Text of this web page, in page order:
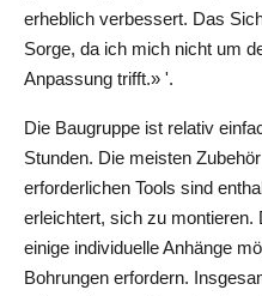
erheblich verbessert. Das
Sorge, da ich mich nicht um
Anpassung trifft.» '.
Die Baugruppe ist relativ
Stunden. Die meisten
erforderlichen Tools sind
erleichtert, sich zu
einige individuelle Anhänge
Bohrungen erfordern.